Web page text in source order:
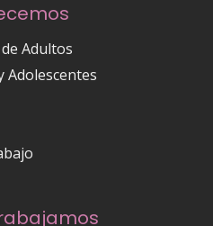
Adultos
Adolescentes